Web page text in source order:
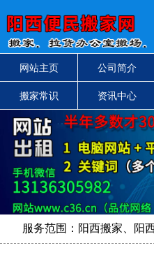
网站主页 公司简介
搬家常识 资讯中心
服务范围：阳西搬家、阳